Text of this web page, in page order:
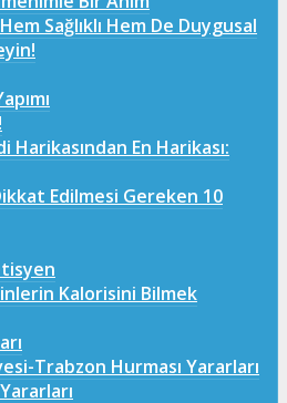
Hem Sağlıklı Hem De Duygusal
Harikasından En Harikası:
Edilmesi Gereken 10
Kalorisini Bilmek
Trabzon Hurması Yararları